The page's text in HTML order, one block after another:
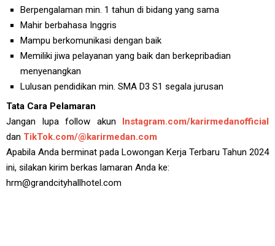
Berpengalaman min. 1 tahun di bidang yang sama
Mahir berbahasa Inggris
Mampu berkomunikasi dengan baik
Memiliki jiwa pelayanan yang baik dan berkepribadian
menyenangkan
Lulusan pendidikan min. SMA D3 S1 segala jurusan
Tata Cara Pelamaran
Jangan lupa follow akun Instagram.com/karirmedanofficial
dan TikTok.com/@karirmedan.com
Apabila Anda berminat pada Lowongan Kerja Terbaru Tahun 2024
ini, silakan kirim berkas lamaran Anda ke:
hrm@grandcityhallhotel.com